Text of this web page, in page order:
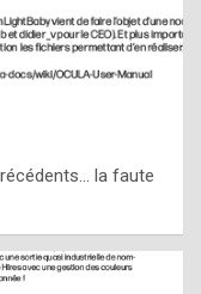
la faute